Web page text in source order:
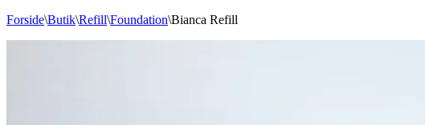
Forside\Butik\Refill\Foundation\Bianca Refill